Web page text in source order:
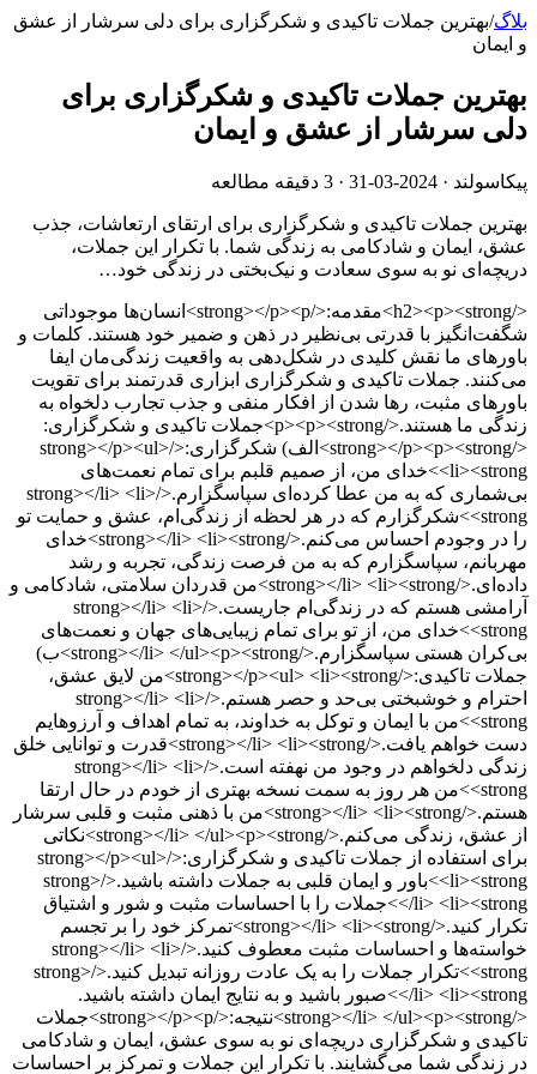
بلاگ/بهترین جملات تاکیدی و شکرگزاری برای دلی سرشار از عشق
و ایمان
بهترین جملات تاکیدی و شکرگزاری برای
دلی سرشار از عشق و ایمان
پیکاسولند · 2024-03-31 · 3 دقیقه مطالعه
بهترین جملات تاکیدی و شکرگزاری برای ارتقای ارتعاشات، جذب
عشق، ایمان و شادکامی به زندگی شما. با تکرار این جملات،
دریچه‌ای نو به سوی سعادت و نیک‌بختی در زندگی خود…
</h2><p><strong>مقدمه:</strong></p><p>انسان‌ها موجوداتی
شگفت‌انگیز با قدرتی بی‌نظیر در ذهن و ضمیر خود هستند. کلمات و
باورهای ما نقش کلیدی در شکل‌دهی به واقعیت زندگی‌مان ایفا
می‌کنند. جملات تاکیدی و شکرگزاری ابزاری قدرتمند برای تقویت
باورهای مثبت، رها شدن از افکار منفی و جذب تجارب دلخواه به
زندگی ما هستند.</p><p><strong>جملات تاکیدی و شکرگزاری:
</strong></p><p><strong>الف) شکرگزاری:</strong></p><ul>
<li><strong>خدای من، از صمیم قلبم برای تمام نعمت‌های
بی‌شماری که به من عطا کرده‌ای سپاسگزارم.</strong></li> <li>
<strong>شکرگزارم که در هر لحظه از زندگی‌ام، عشق و حمایت تو
را در وجودم احساس می‌کنم.</strong></li> <li><strong>خدای
مهربانم، سپاسگزارم که به من فرصت زندگی، تجربه و رشد
داده‌ای.</strong></li> <li><strong>من قدردان سلامتی، شادکامی و
آرامشی هستم که در زندگی‌ام جاریست.</strong></li> <li>
<strong>خدای من، از تو برای تمام زیبایی‌های جهان و نعمت‌های
بی‌کران هستی سپاسگزارم.</strong></li> </ul><p><strong>ب)
جملات تاکیدی:</strong></p><ul> <li><strong>من لایق عشق،
احترام و خوشبختی بی‌حد و حصر هستم.</strong></li> <li>
<strong>من با ایمان و توکل به خداوند، به تمام اهداف و آرزوهایم
دست خواهم یافت.</strong></li> <li><strong>قدرت و توانایی خلق
زندگی دلخواهم در وجود من نهفته است.</strong></li> <li>
<strong>من هر روز به سمت نسخه بهتری از خودم در حال ارتقا
هستم.</strong></li> <li><strong>من با ذهنی مثبت و قلبی سرشار
از عشق، زندگی می‌کنم.</strong></li> </ul><p><strong>نکاتی
برای استفاده از جملات تاکیدی و شکرگزاری:</strong></p><ul>
<li><strong>باور و ایمان قلبی به جملات داشته باشید.</strong>
</li> <li><strong>جملات را با احساسات مثبت و شور و اشتیاق
تکرار کنید.</strong></li> <li><strong>تمرکز خود را بر تجسم
خواسته‌ها و احساسات مثبت معطوف کنید.</strong></li> <li>
<strong>تکرار جملات را به یک عادت روزانه تبدیل کنید.</strong>
</li> <li><strong>صبور باشید و به نتایج ایمان داشته باشید.
</strong></li> </ul><p><strong>نتیجه:</strong></p><p>جملات
تاکیدی و شکرگزاری دریچه‌ای نو به سوی عشق، ایمان و شادکامی
در زندگی شما می‌گشایند. با تکرار این جملات و تمرکز بر احساسات